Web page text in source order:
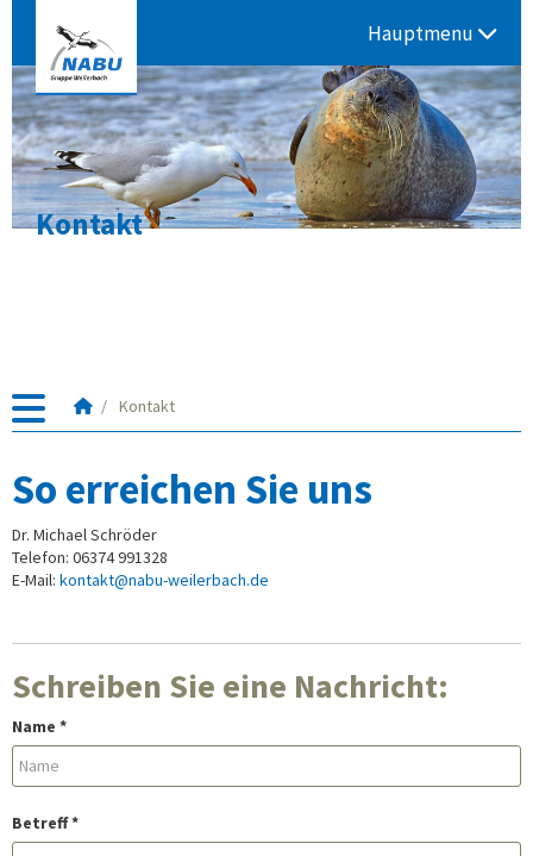
Hauptmenu
Kontakt
Startseite
Kontakt
So erreichen Sie uns
Dr. Michael Schröder
Telefon: 06374 991328
E-Mail: kontakt@nabu-weilerbach.de
Schreiben Sie eine Nachricht:
Name *
Betreff*